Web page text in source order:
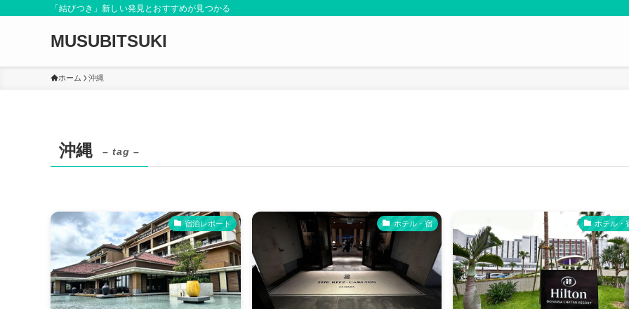
「結びつき」新しい発見とおすすめが見つかる
MUSUBITSUKI
ホーム 沖縄
沖縄 – tag –
宿泊レポート ホテル・宿 ホテル・